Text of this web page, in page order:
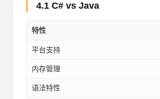
4.1 C# vs Java
特性
平台支持
内存管理
语法特性